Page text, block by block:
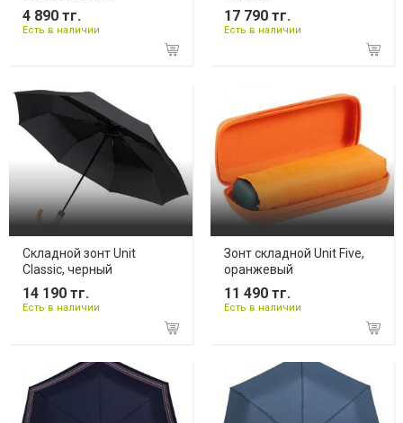
4 890 тг.
Есть в наличии
17 790 тг.
Есть в наличии
Складной зонт Unit
Classic, черный
14 190 тг.
Есть в наличии
Зонт складной Unit Five,
оранжевый
11 490 тг.
Есть в наличии